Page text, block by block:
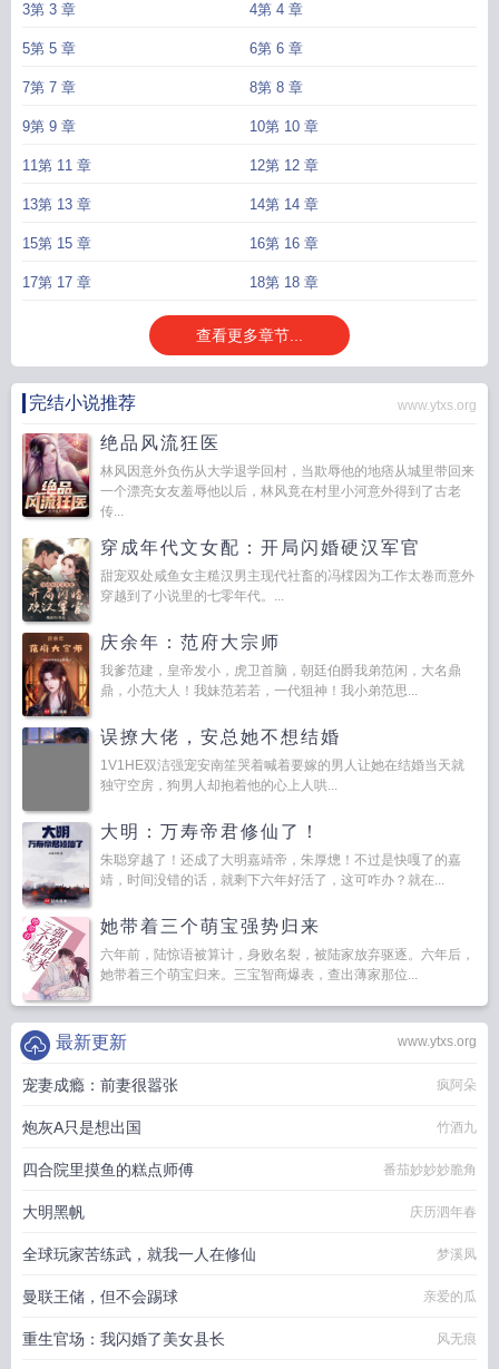
3第 3 章 4第 4 章
5第 5 章 6第 6 章
7第 7 章 8第 8 章
9第 9 章 10第 10 章
11第 11 章 12第 12 章
13第 13 章 14第 14 章
15第 15 章 16第 16 章
17第 17 章 18第 18 章
查看更多章节...
完结小说推荐 www.ytxs.org
绝品风流狂医
林风因意外负伤从大学退学回村，当欺辱他的地痞从城里带回来
一个漂亮女友羞辱他以后，林风竟在村里小河意外得到了古老
传...
穿成年代文女配：开局闪婚硬汉军官
甜宠双处咸鱼女主糙汉男主现代社畜的冯橖因为工作太卷而意外
穿越到了小说里的七零年代。...
庆余年：范府大宗师
我爹范建，皇帝发小，虎卫首脑，朝廷伯爵我弟范闲，大名鼎
鼎，小范大人！我妹范若若，一代狙神！我小弟范思...
误撩大佬，安总她不想结婚
1V1HE双洁强宠安南笙哭着喊着要嫁的男人让她在结婚当天就
独守空房，狗男人却抱着他的心上人哄...
大明：万寿帝君修仙了！
朱聪穿越了！还成了大明嘉靖帝，朱厚熜！不过是快嘎了的嘉
靖，时间没错的话，就剩下六年好活了，这可咋办？就在...
她带着三个萌宝强势归来
六年前，陆惊语被算计，身败名裂，被陆家放弃驱逐。六年后，
她带着三个萌宝归来。三宝智商爆表，查出薄家那位...
www.ytxs.org
最新更新
宠妻成瘾：前妻很嚣张 疯阿朵
炮灰A只是想出国 竹酒九
四合院里摸鱼的糕点师傅 番茄妙妙妙脆角
大明黑帆 庆历泗年春
全球玩家苦练武，就我一人在修仙 梦溪凤
曼联王储，但不会踢球 亲爱的瓜
重生官场：我闪婚了美女县长 风无痕